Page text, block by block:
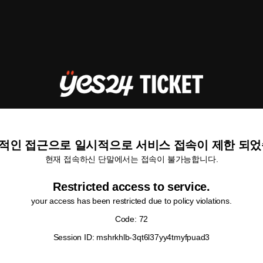
인 접근으로 일시적으로 서비스 접속이 제한 되
현재 접속하신 단말에서는 접속이 불가능합니다.
Restricted access to service.
your access has been restricted due to policy violations.
Code: 72
Session ID: mshrkhlb-3qt6l37yy4tmyfpuad3